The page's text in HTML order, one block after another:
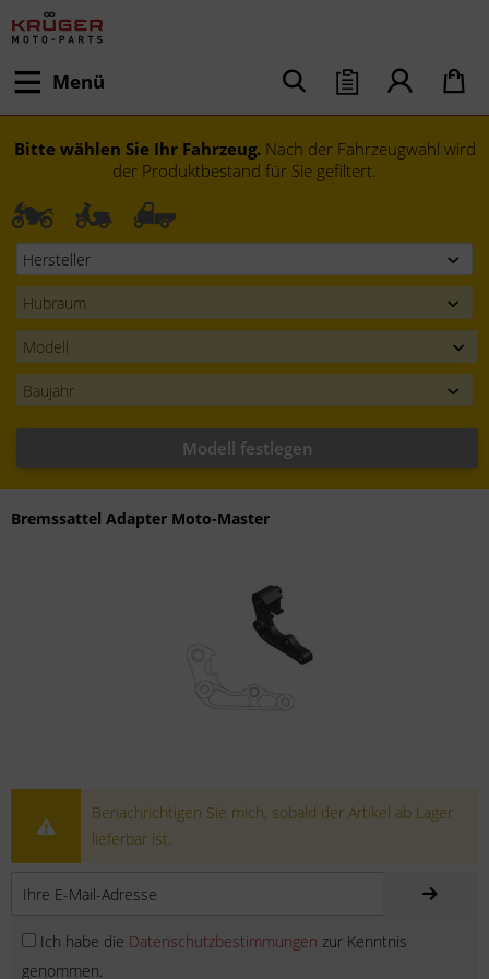
Menü
Bitte wählen Sie Ihr Fahrzeug. Nach der Fahrzeugwahl wird
der Produktbestand für Sie gefiltert.
Modell festlegen
Bremssattel Adapter Moto-Master
Benachrichtigen Sie mich, sobald der Artikel ab Lager
lieferbar ist.
Ich habe die Datenschutzbestimmungen zur Kenntnis
genommen.